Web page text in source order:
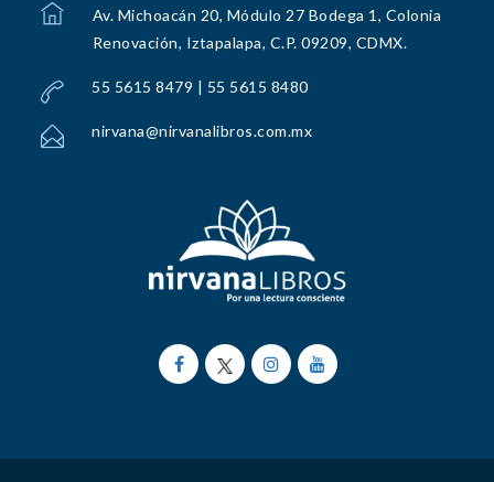
Av. Michoacán 20, Módulo 27 Bodega 1, Colonia
Renovación, Iztapalapa, C.P. 09209, CDMX.
55 5615 8479 | 55 5615 8480
nirvana@nirvanalibros.com.mx